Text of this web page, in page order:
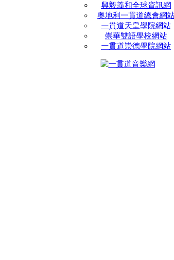
興毅義和全球資訊網
奧地利一貫道總會網
一貫道天皇學院網站
崇華雙語學校網站
一貫道崇德學院網站